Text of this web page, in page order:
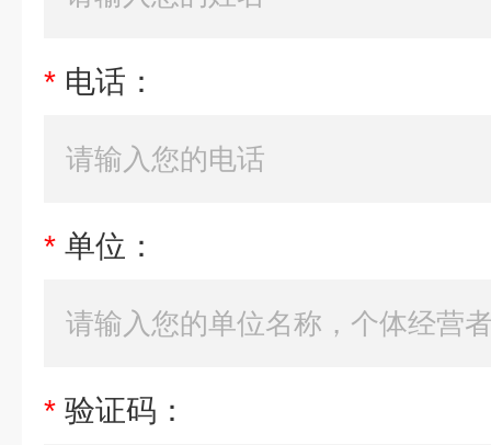
* 电话：
* 单位：
* 验证码：